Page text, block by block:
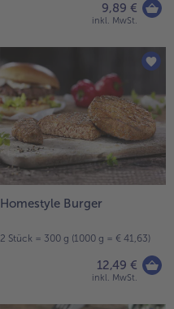
9,89 €
inkl. MwSt.
Homestyle Burger
2 Stück = 300 g (1000 g = € 41,63)
12,49 €
inkl. MwSt.